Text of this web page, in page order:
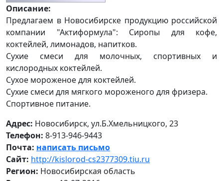
Описание:
Предлагаем в Новосибирске продукцию российской
компании "Актиформула": Сиропы для кофе,
коктейлей, лимонадов, напитков.
Сухие смеси для молочных, спортивных и
кислородных коктейлей.
Сухое мороженое для коктейлей.
Сухие смеси для мягкого мороженого для фризера.
Спортивное питание.
Адрес: Новосибирск, ул.Б.Хмельницкого, 23
Телефон: 8-913-946-9443
Почта: написать письмо
Сайт: http://kislorod-cs2377309.tiu.ru
Регион: Новосибирская область